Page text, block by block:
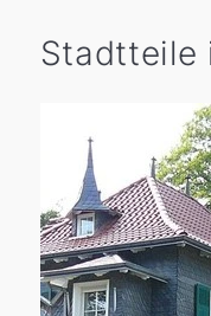
Stadtteile